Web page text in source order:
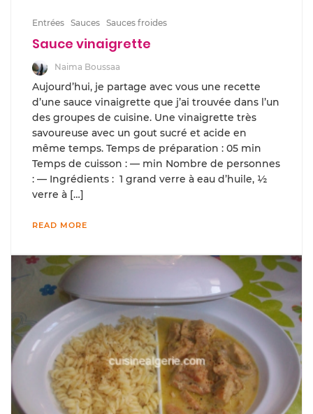
Entrées Sauces Sauces froides
Sauce vinaigrette
Naima Boussaa
Aujourd’hui, je partage avec vous une recette
d’une sauce vinaigrette que j’ai trouvée dans l’un
des groupes de cuisine. Une vinaigrette très
savoureuse avec un gout sucré et acide en
même temps. Temps de préparation : 05 min
Temps de cuisson : — min Nombre de personnes
: — Ingrédients : 1 grand verre à eau d’huile, ½
verre à […]
READ MORE